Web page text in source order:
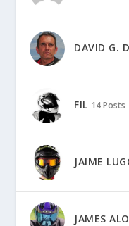
DAVID G.
FIL 14 Posts
JAIME
JAMES